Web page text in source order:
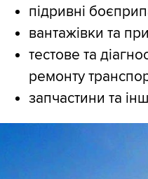
підривні
вантажівки та
тестове та
ремонту
запчастини та